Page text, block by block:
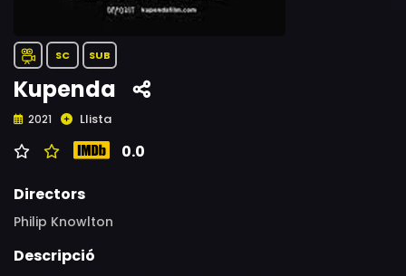
SC SUB
Kupenda
2021 Llista
0.0
Directors
Philip Knowlton
Descripció